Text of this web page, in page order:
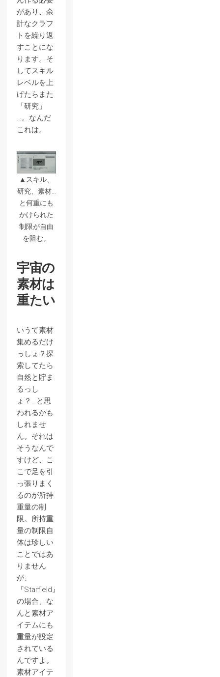
があり、余
計なクラフ
トを繰り返
すことにな
ります。そ
してスキル
レベルを上
げたらまた
「研究」
…。なんだ
これは。
▲スキル、
研究、素材…
と何重にも
かけられた
制限が自由
を阻む。
宇宙の
素材は
重たい
いうて素材
集めるだけ
っしょ？探
索してたら
自然と貯ま
るっし
ょ？…と思
われるかも
しれませ
ん。それは
そうなんで
すけど、こ
こで足を引
っ張りまく
るのが所持
重量の制
限。所持重
量の制限自
体は珍しい
ことではあ
りません
が、
『Starfield』
の場合、な
んと素材ア
イテムにも
重量が設定
されている
んですよ。
素材アイテ